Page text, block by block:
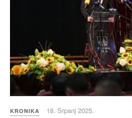
KRONIKA 18. Srpanj 2025.